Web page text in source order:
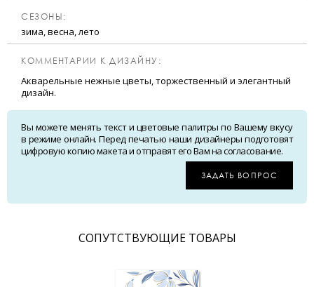
CЕЗОНЫ:
зима, весна, лето
КОММЕНТАРИИ К ДИЗАЙНУ:
Акварельные нежные цветы, торжественный и элегантный
дизайн.
Вы можете менять текст и цветовые палитры по Вашему вкусу
в режиме онлайн. Перед печатью наши дизайнеры подготовят
цифровую копию макета и отправят его Вам на согласование.
ЗАДАТЬ ВОПРОС
CОПУТСТВУЮЩИЕ ТОВАРЫ